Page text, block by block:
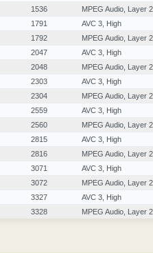
1536 MPEG Audio, Layer 2
1791 AVC 3, High
1792 MPEG Audio, Layer 2
2047 AVC 3, High
2048 MPEG Audio, Layer 2
2303 AVC 3, High
2304 MPEG Audio, Layer 2
2559 AVC 3, High
2560 MPEG Audio, Layer 2
2815 AVC 3, High
2816 MPEG Audio, Layer 2
3071 AVC 3, High
3072 MPEG Audio, Layer 2
3327 AVC 3, High
3328 MPEG Audio, Layer 2